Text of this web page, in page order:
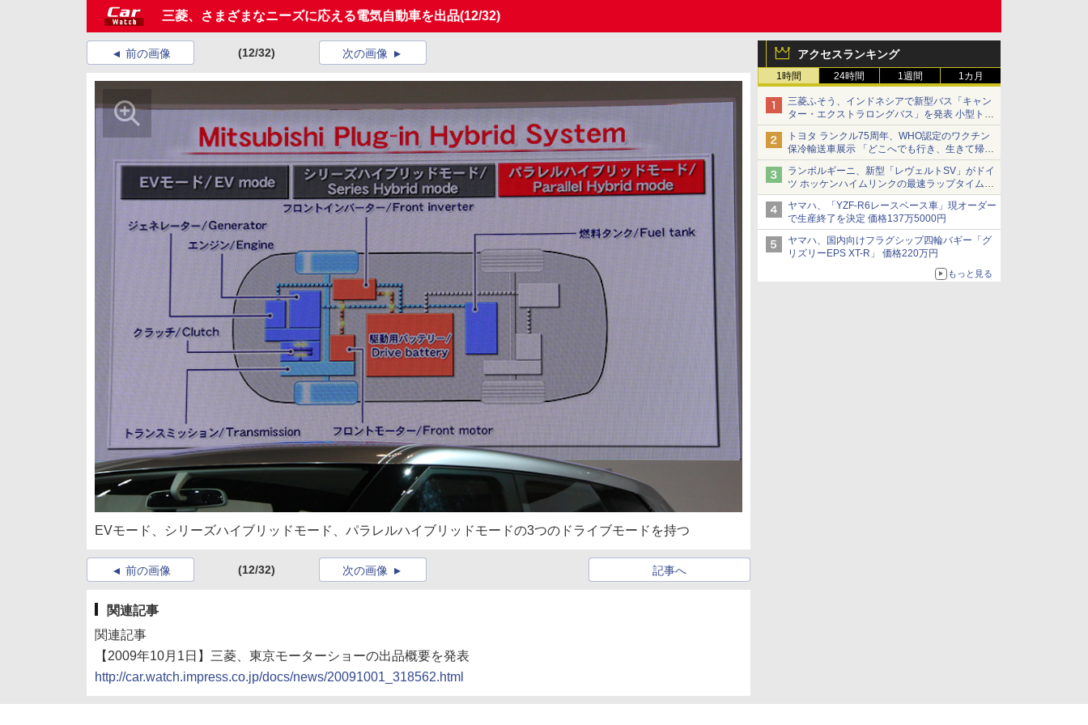
三菱、さまざまなニーズに応える電気自動車を出品(12/32)
アクセスランキング
1時間 24時間 1週間 1カ月
三菱ふそう、インドネシアで新型バス「キャン
ター・エクストラロングバス」を発表 小型トラ
ックベースの観光・旅客輸送向けバス
トヨタ ランクル75周年、WHO認定のワクチン
保冷輸送車展示 「どこへでも行き、生きて帰っ
てこられる」ランドクルーザーで命をつなぐ
ランボルギーニ、新型「レヴェルトSV」がドイ
ツ ホッケンハイムリンクの最速ラップタイムを
記録
ヤマハ、「YZF-R6レースベース車」現オーダー
で生産終了を決定 価格137万5000円
ヤマハ、国内向けフラグシップ四輪バギー「グ
リズリーEPS XT-R」 価格220万円
もっと見る
前の画像 (12/32) 次の画像
EVモード、シリーズハイブリッドモード、パラレルハイブリッドモードの3つのドライブモードを持つ
前の画像 (12/32) 記事へ
次の画像
関連記事
関連記事
【2009年10月1日】三菱、東京モーターショーの出品概要を発表
http://car.watch.impress.co.jp/docs/news/20091001_318562.html